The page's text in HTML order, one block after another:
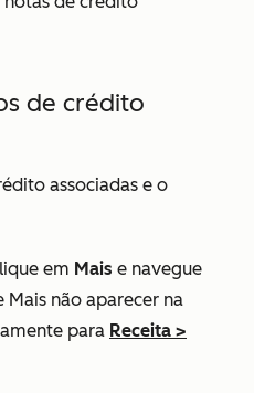
de crédito
associadas e o
em Mais e navegue
Mais não aparecer na
para Receita >